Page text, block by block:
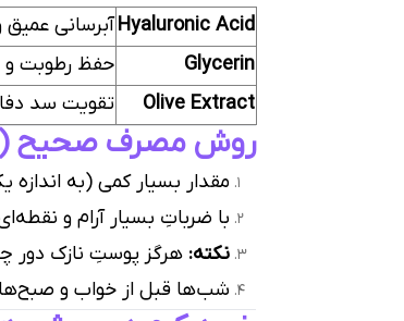
Hyaluronic Acidآبرسانی عمیق
Glycerin
حفظ رطوبت و
Olive Extract
تقویت سد
روش مصرف صحیح
مقدار بسیار کمی (به
با ضرباتِ بسیار آرام و
نکته: هرگز پوستِ نازک دور
شب‌ها قبل از خواب و صبح‌ها